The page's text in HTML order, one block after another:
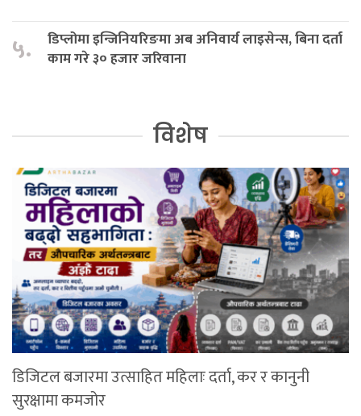
५.
डिप्लोमा इन्जिनियरिङमा अब अनिवार्य लाइसेन्स, बिना दर्ता
काम गरे ३० हजार जरिवाना
विशेष
डिजिटल बजारमा उत्साहित महिलाः दर्ता, कर र कानुनी
सुरक्षामा कमजोर